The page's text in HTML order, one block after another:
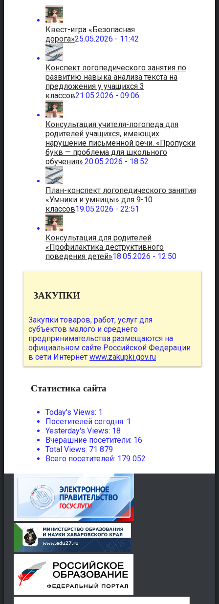
Квест-игра «Безопасная
дорога»25.05.2026 - 11:42
Конспект логопедического занятия по
развитию навыка анализа текста на
предложения у учащихся 3
классов21.05.2026 - 09:06
Консультация учителя-логопеда для
родителей учащихся, имеющих
нарушение письменной речи. «Пропуски
букв — проблема для школьного
обучения».20.05.2026 - 18:52
План-конспект логопедического занятия
«Умники и умницы» для 9-10
классов19.05.2026 - 22:51
Консультация для родителей
«Профилактика деструктивного
поведения детей»18.05.2026 - 12:50
ЗАКУПКИ
Закупки товаров, работ, услуг для
субъектов малого и среднего
предпринимательства размещаются на
официальном сайте Российской Федерации
в сети Интернет www.zakupki.gov.ru
Статистика сайта
Today's Views: 1
Посетителей сегодня: 1
Yesterday's Views: 18
Вчерашние посетители: 16
Total Views: 71 879
Всего посетителей: 179 052